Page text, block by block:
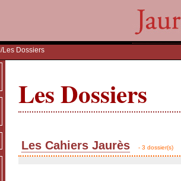
/Les Dossiers
Les Dossiers
Les Cahiers Jaurès - 3 dossier(s)